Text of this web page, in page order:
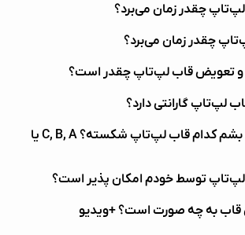
چقدر زمان می‌برد؟
چقدر زمان می‌برد؟
و تعویض قاب لپ‌تاپ چقدر است؟
لپ‌تاپ گارانتی دارد؟
از کجا متوجه بشم کدام قاب لپ‌تاپ شکسته؟ C, B, A یا
توسط خودم امکان پذیر است؟
به چه صورت است؟ +ویدیو